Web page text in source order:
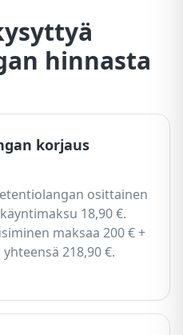
hinnasta
korjaus
osittainen
18,90 €.
maksaa 200 € +
218,90 €.